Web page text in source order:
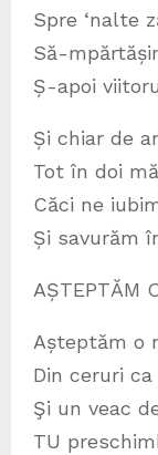
Spre ‘nalte
Să-
Ș-apoi
Și chiar de
Tot în doi
Căci ne
Și savurăm
AȘTEPTĂM
Așteptăm o
Din ceruri
Şi un veac
TU